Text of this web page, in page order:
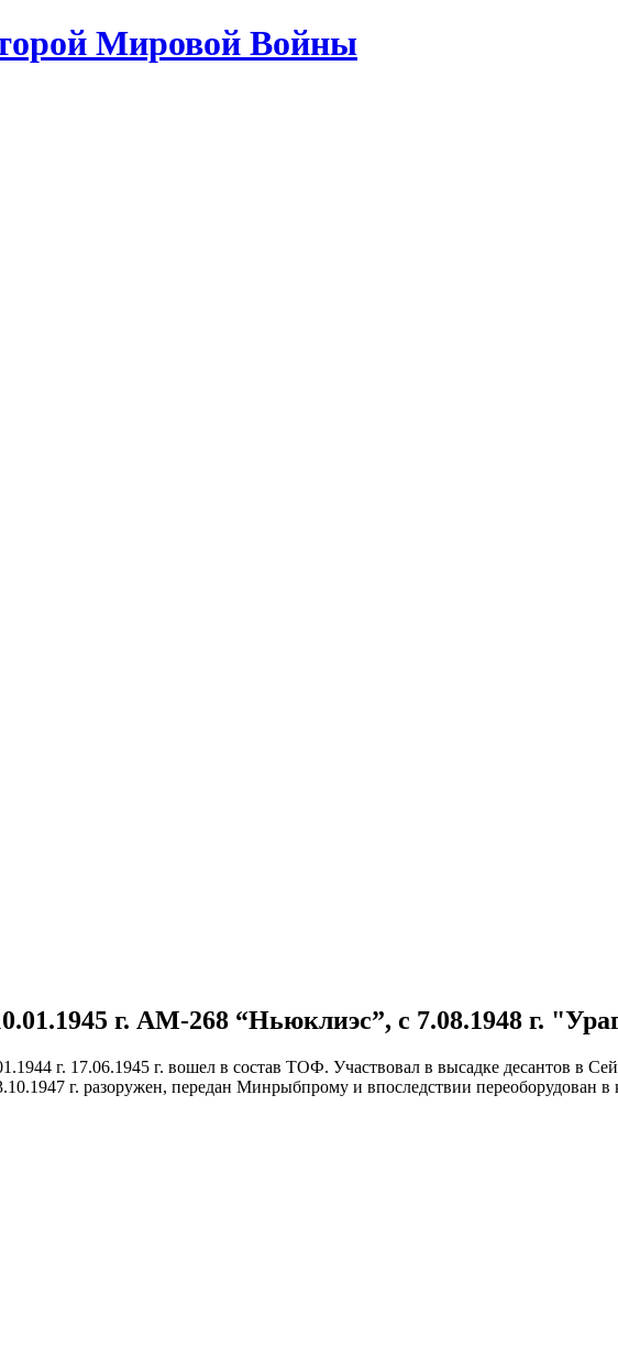
Мировой Войны
г. АМ-268 “Ньюклиэс”, с 7.08.1948 г.
г. 17.06.1945 г. вошел в состав ТОФ. Участвовал в высадке десантов в
г. разоружен, передан Минрыбпрому и впоследствии переоборудован